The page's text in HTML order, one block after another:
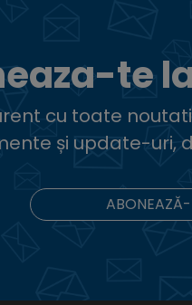
te
cu toate
și update-uri,